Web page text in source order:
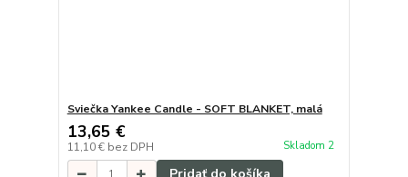
Sviečka Yankee Candle - SOFT BLANKET, malá
13,65 €
11,10 € bez DPH Skladom 2